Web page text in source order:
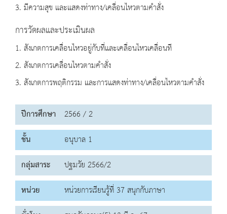
3. มีความสุข และแสดงท่าทาง/เคลื่อนไหวตามคำสั่ง
การวัดผลและประเมินผล
1. สังเกตการเคลื่อนไหวอยู่กับที่และเคลื่อนไหวเคลื่อนที
2. สังเกตการเคลื่อนไหวตามคำสั่ง
3. สังเกตการพฤติกรรม และการแสดงท่าทาง/เคลื่อนไหวตามคำสั่ง
ปีการศึกษา 2566 / 2
ชั้น
อนุบาล 1
กลุ่มสาระ
ปฐมวัย 2566/2
หน่วย
หน่วยการเรียนรู้ที่ 37 สนุกกับภาษา